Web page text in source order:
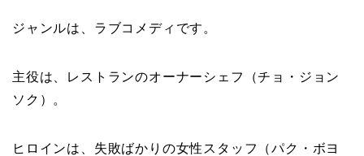
ジャンルは、ラブコメディです。
主役は、レストランのオーナーシェフ（チョ・ジョン
ソク ）。
ヒロインは、失敗ばかりの女性スタッフ（パク・ボヨ